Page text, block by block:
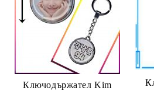
Ключодържател Kim